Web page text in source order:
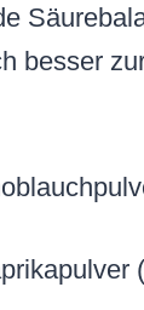
besser